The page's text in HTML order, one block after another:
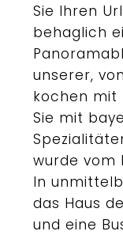
Sie Ihren
behaglich
unserer,
kochen mit
Sie mit
wurde vom
In
das Haus
und eine